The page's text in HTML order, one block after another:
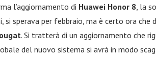
l’aggiornamento di Huawei Honor 8, la
sperava per febbraio, ma è certo ora che
. Si tratterà di un aggiornamento che
del nuovo sistema si avrà in modo